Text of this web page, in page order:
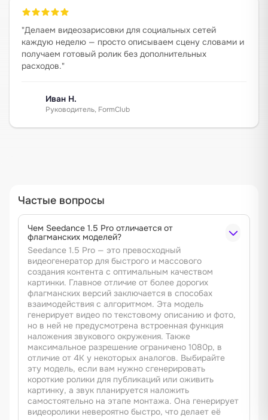
"Делаем видеозарисовки для социальных сетей
каждую неделю — просто описываем сцену словами и
получаем готовый ролик без дополнительных
расходов."
Иван Н.
Руководитель, FormClub
Частые вопросы
Чем Seedance 1.5 Pro отличается от
флагманских моделей?
Seedance 1.5 Pro — это превосходный
видеогенератор для быстрого и массового
создания контента с оптимальным качеством
картинки. Главное отличие от более дорогих
флагманских версий заключается в способах
взаимодействия с алгоритмом. Эта модель
генерирует видео по текстовому описанию и фото,
но в ней не предусмотрена встроенная функция
наложения звукового окружения. Также
максимальное разрешение ограничено 1080p, в
отличие от 4K у некоторых аналогов. Выбирайте
эту модель, если вам нужно сгенерировать
короткие ролики для публикаций или оживить
картинку, а звук планируется наложить
самостоятельно на этапе монтажа. Она генерирует
видеоролики невероятно быстро, что делает её